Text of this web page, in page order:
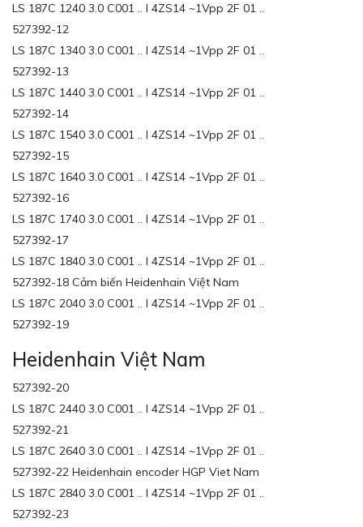
LS 187C 1240 3.0 C001 .. I 4ZS14 ~1Vpp 2F 01 ..
527392-12
LS 187C 1340 3.0 C001 .. I 4ZS14 ~1Vpp 2F 01 ..
527392-13
LS 187C 1440 3.0 C001 .. I 4ZS14 ~1Vpp 2F 01 ..
527392-14
LS 187C 1540 3.0 C001 .. I 4ZS14 ~1Vpp 2F 01 ..
527392-15
LS 187C 1640 3.0 C001 .. I 4ZS14 ~1Vpp 2F 01 ..
527392-16
LS 187C 1740 3.0 C001 .. I 4ZS14 ~1Vpp 2F 01 ..
527392-17
LS 187C 1840 3.0 C001 .. I 4ZS14 ~1Vpp 2F 01 ..
527392-18 Cảm biến Heidenhain Việt Nam
LS 187C 2040 3.0 C001 .. I 4ZS14 ~1Vpp 2F 01 ..
527392-19
Heidenhain Việt Nam
527392-20
LS 187C 2440 3.0 C001 .. I 4ZS14 ~1Vpp 2F 01 ..
527392-21
LS 187C 2640 3.0 C001 .. I 4ZS14 ~1Vpp 2F 01 ..
527392-22 Heidenhain encoder HGP Viet Nam
LS 187C 2840 3.0 C001 .. I 4ZS14 ~1Vpp 2F 01 ..
527392-23